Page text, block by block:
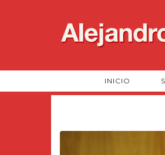
INICIO